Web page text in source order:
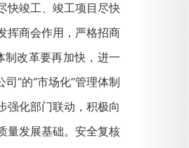
快竣工、竣工项目尽快
挥商会作用，严格招商
制改革要再加快，进一
”的“市场化”管理体制
强化部门联动，积极向
量发展基础。安全复核